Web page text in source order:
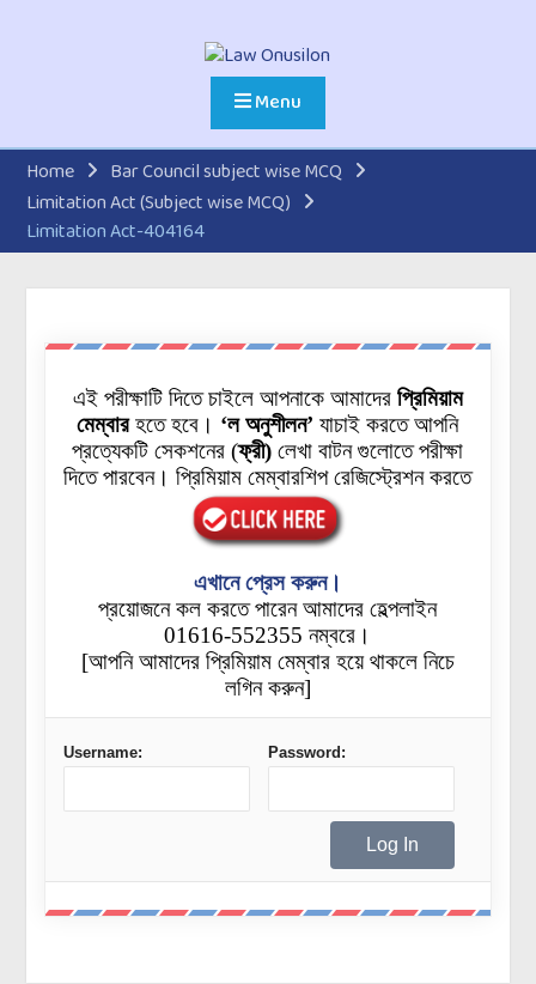
Menu
Home
Bar Council subject wise MCQ
Limitation Act (Subject wise MCQ)
Limitation Act-404164
এই পরীক্ষাটি দিতে চাইলে আপনাকে আমাদের প্রিমিয়াম
মেম্বারহতে হবে। ‘ল অনুশীলন’ যাচাই করতে আপনি
প্রত্যেকটিসেকশনের (ফ্রী) লেখা বাটন গুলোতে পরীক্ষা
দিতে পারবেন। প্রিমিয়াম মেম্বারশিপ রেজিস্ট্রেশন করতে
এখানে প্রেস করুন।
প্রয়োজনে কল করতে পারেন আমাদের হেল্পলাইন
01616-552355 নম্বরে।
[আপনি আমাদের প্রিমিয়াম মেম্বার হয়ে থাকলে নিচে
লগিন করুন]
Username: Password: